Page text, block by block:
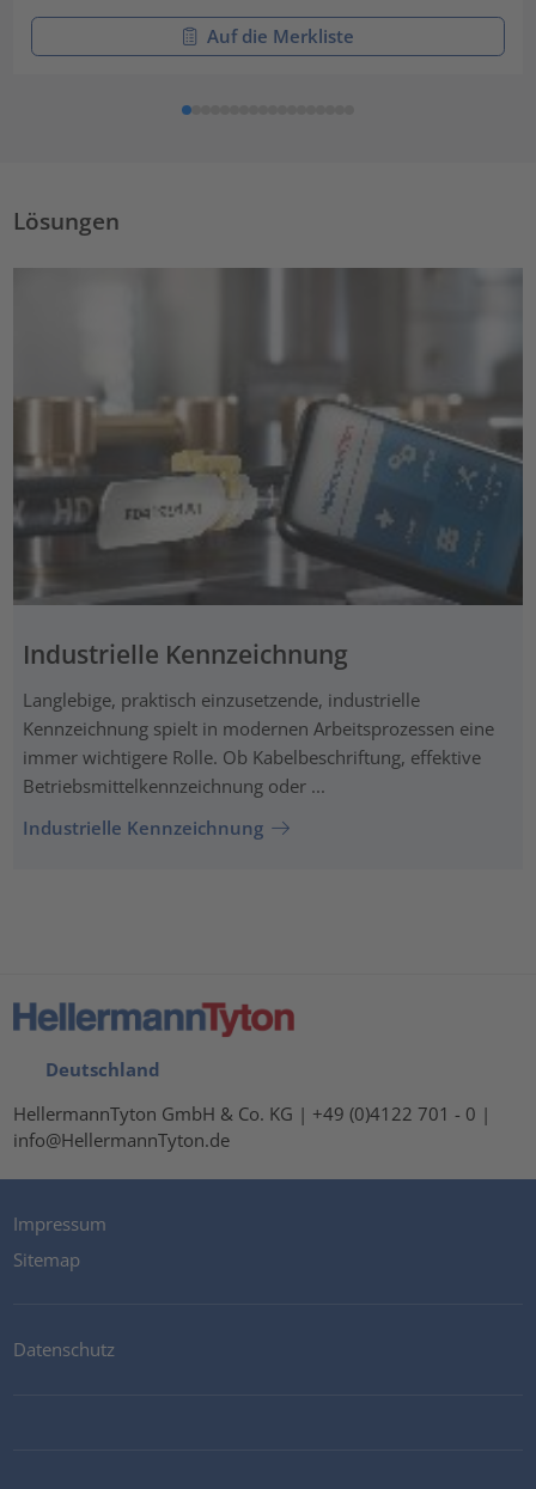
Auf die Merkliste
Lösungen
Industrielle Kennzeichnung
Langlebige, praktisch einzusetzende, industrielle
Kennzeichnung spielt in modernen Arbeitsprozessen eine
immer wichtigere Rolle. Ob Kabelbeschriftung, effektive
Betriebsmittelkennzeichnung oder ...
Industrielle Kennzeichnung
Deutschland
HellermannTyton GmbH & Co. KG | +49 (0)4122 701 - 0 |
info@HellermannTyton.de
Impressum
Sitemap
Datenschutz